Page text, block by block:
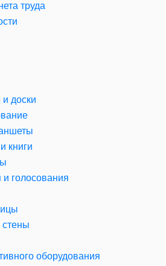
труда
доски
книги
голосования
оборудования